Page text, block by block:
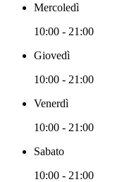
Mercoledì
10:00 - 21:00
Giovedì
10:00 - 21:00
Venerdì
10:00 - 21:00
Sabato
10:00 - 21:00